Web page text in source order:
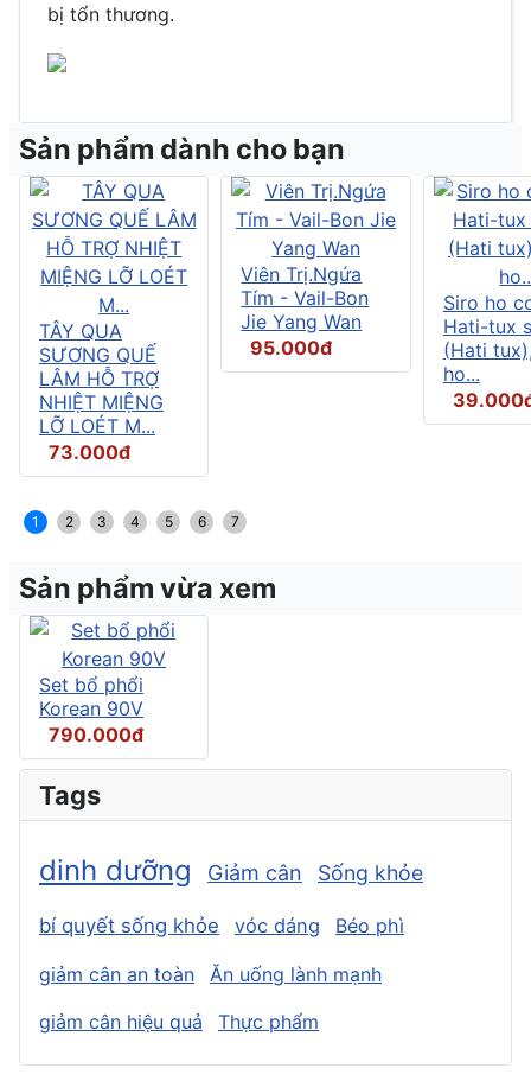
bị tổn thương.
Sản phẩm dành cho bạn
TÂY QUA
SƯƠNG QUẾ
LÂM HỖ TRỢ
NHIỆT MIỆNG
LỠ LOÉT M...
73.000đ
Viên Trị.Ngứa
Tím - Vail-Bon
Jie Yang Wan
95.000đ
Siro ho
Hati-tux
(Hati
ho...
1 2 3 4 5 6 7
Sản phẩm vừa xem
Set bổ phổi
Korean 90V
790.000đ
Tags
dinh dưỡng Giảm cân Sống khỏe
bí quyết sống khỏe vóc dáng Béo phì
giảm cân an toàn
Ăn uống lành mạnh
giảm cân hiệu quả
Thực phẩm